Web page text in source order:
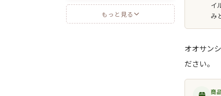
もっと見る
イ
み
オオサン
ださい。
商